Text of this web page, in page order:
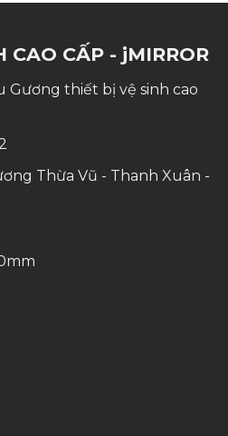
CAO CẤP - jMIRROR
Gương thiết bị vệ sinh cao
Thừa Vũ - Thanh Xuân -